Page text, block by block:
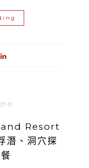
11
Resort
潛、洞穴探